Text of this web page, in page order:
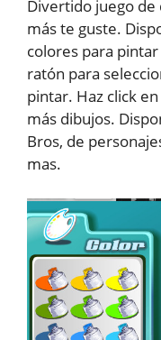
Divertido juego
más te guste.
colores para
ratón para
pintar. Haz click
más dibujos.
Bros, de
mas.